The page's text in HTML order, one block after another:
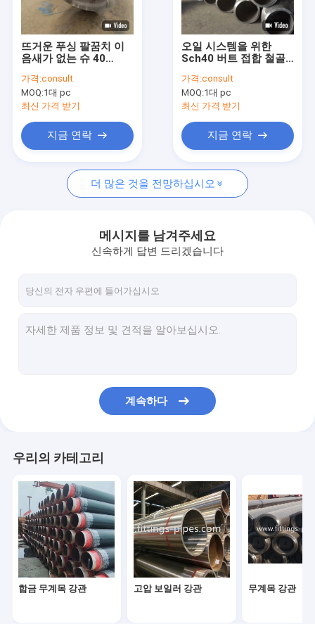
공장 여행
품질 관리
인용문을 요구하세요
VR
합금 무계목 강관
무계목 강관
합금 강 맞춤
미리 제조하는 파이프 스풀
안출된 강관이음
강관 굴곡
녹슬지 않는 강관이음
스테인레스 강 플랜지
뜨거운 푸싱 팔꿈치 이
음새가 없는 슈 40
가격:consult
MOQ:1대 pc
최신 가격 받기
지금 연락
오일 시스템을 위한
Sch40 버트 접합 철골
B16.9
가격:consult
MOQ:1대 pc
최신 가격 받기
지금 연락
더 많은 것을 전망하십시오
메시지를 남겨주세요
신속하게 답변 드리겠습니다
계속하다
우리의 카테고리
합금 무계목 강관 고압 보일러 강관 무계목 강관